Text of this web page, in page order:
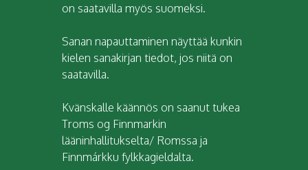
on saatavilla myös suomeksi.
Sanan napauttaminen näyttää kunkin
kielen sanakirjan tiedot, jos niitä on
saatavilla.
Kvänskalle käännös on saanut tukea
Troms og Finnmarkin
lääninhallitukselta/ Romssa ja
Finnmárkku fylkkagieldalta.